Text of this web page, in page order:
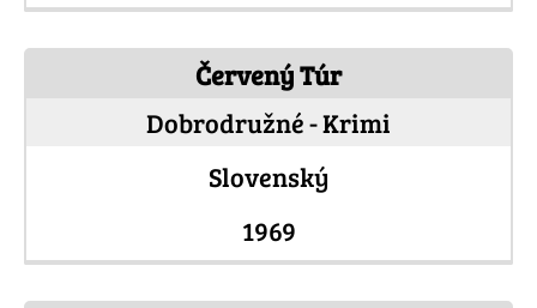
Červený Túr
Dobrodružné - Krimi
Slovenský
1969